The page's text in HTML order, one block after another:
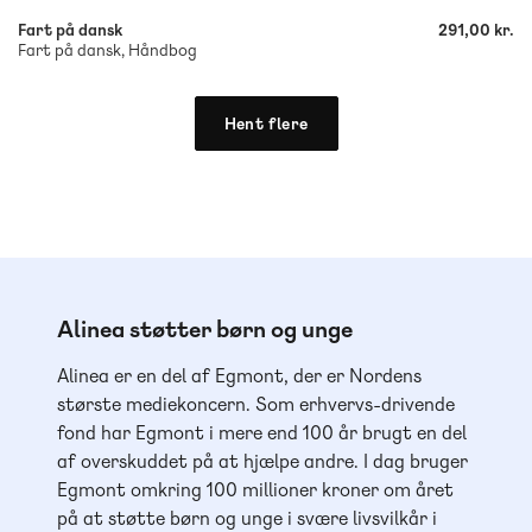
Fart på dansk
Fart på dansk, Håndbog
291,00 kr.
Hent flere
Alinea støtter børn og unge
Alinea er en del af Egmont, der er Nordens
største mediekoncern. Som erhvervs-drivende
fond har Egmont i mere end 100 år brugt en del
af overskuddet på at hjælpe andre. I dag bruger
Egmont omkring 100 millioner kroner om året
på at støtte børn og unge i svære livsvilkår i